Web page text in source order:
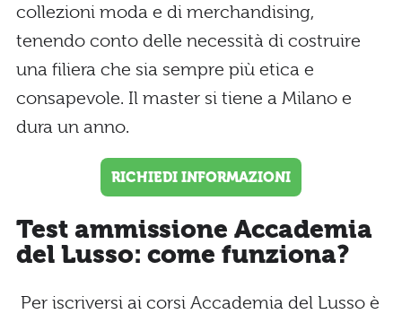
collezioni moda e di merchandising,
tenendo conto delle necessità di costruire
una filiera che sia sempre più etica e
consapevole. Il master si tiene a Milano e
dura un anno.
RICHIEDI INFORMAZIONI
Test ammissione Accademia
del Lusso: come funziona?
Per iscriversi ai corsi Accademia del Lusso è